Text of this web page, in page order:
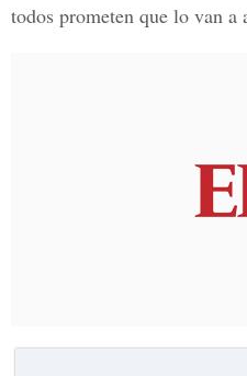
todos prometen que lo van a